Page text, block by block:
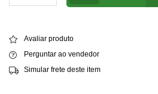
Avaliar produto
Perguntar ao vendedor
Simular frete deste item